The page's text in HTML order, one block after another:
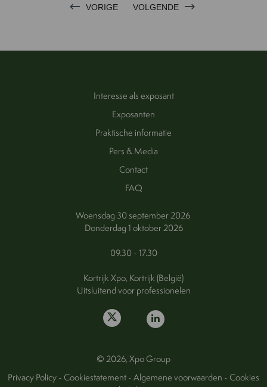
VORIGE VOLGENDE
Interesse als exposant
Exposanten
Praktische informatie
Pers & Media
Contact
FAQ
Woensdag 30 september 2026
Donderdag 1 oktober 2026
09.30 - 17.30
Kortrijk Xpo, Kortrijk (België)
Uitsluitend voor professionelen
© 2026, Xpo Group
Privacy Policy-Cookiestatement-Algemene voorwaarden -Cookies